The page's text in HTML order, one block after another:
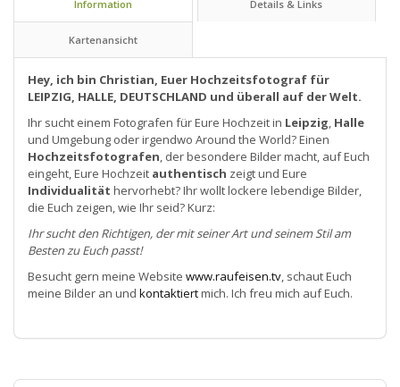
Information Details & Links
Kartenansicht
Hey, ich bin Christian, Euer Hoch­zeits­foto­graf für
LEIPZIG, HALLE, DEUTSCH­LAND und überall auf der Welt.
Ihr sucht einem Fotografen für Eure Hochzeit in Leipzig, Halle
und Umgebung oder irgendwo Around the World? Einen
Hochzeitsfotografen, der besondere Bilder macht, auf Euch
eingeht, Eure Hochzeit authentisch zeigt und Eure
Individualität hervorhebt? Ihr wollt lockere lebendige Bilder,
die Euch zeigen, wie Ihr seid? Kurz:
Ihr sucht den Richtigen, der mit seiner Art und seinem Stil am
Besten zu Euch passt!
Besucht gern meine Website www.raufeisen.tv, schaut Euch
meine Bilder an und kontaktiertmich. Ich freu mich auf Euch.